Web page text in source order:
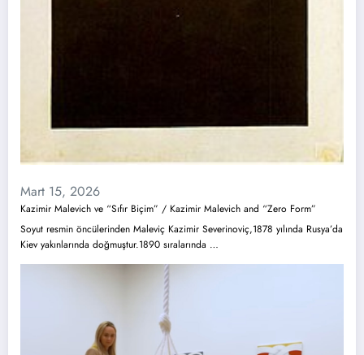
Mart 15, 2026
Kazimir Malevich ve “Sıfır Biçim” / Kazimir Malevich and “Zero Form”
Soyut resmin öncülerinden Maleviç Kazimir Severinoviç,1878 yılında Rusya’da
Kiev yakınlarında doğmuştur.1890 sıralarında …